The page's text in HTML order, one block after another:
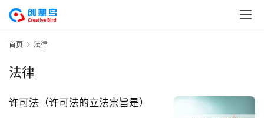
首页 法律
法律
许可法（许可法的立法宗旨是）